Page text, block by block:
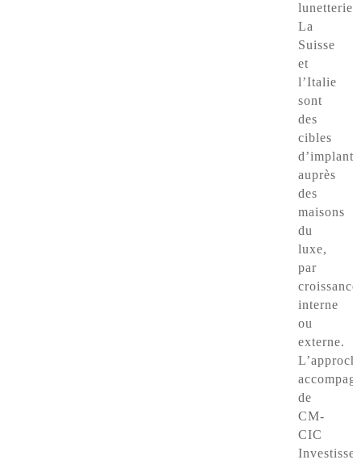
lunetterie.
La
Suisse
et
l’Italie
sont
des
cibles
auprès
des
maisons
du
luxe,
par
croissance
interne
ou
externe.
de
CM-
CIC